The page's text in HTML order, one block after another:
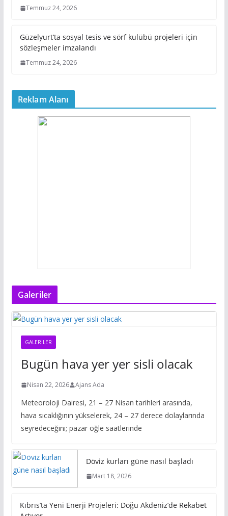
Temmuz 24, 2026
Güzelyurt’ta sosyal tesis ve sörf kulübü projeleri için
sözleşmeler imzalandı
Temmuz 24, 2026
Reklam Alanı
Galeriler
GALERILER
Bugün hava yer yer sisli olacak
Nisan 22, 2026 Ajans Ada
Meteoroloji Dairesi, 21 – 27 Nisan tarihleri arasında,
hava sıcaklığının yükselerek, 24 – 27 derece dolaylarında
seyredeceğini; pazar öğle saatlerinde
Döviz kurları güne nasıl başladı
Mart 18, 2026
Kıbrıs’ta Yeni Enerji Projeleri: Doğu Akdeniz’de Rekabet